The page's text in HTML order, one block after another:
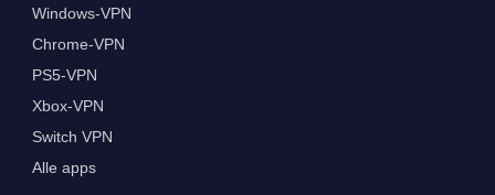
Windows-VPN
Chrome-VPN
PS5-VPN
Xbox-VPN
Switch VPN
Alle apps